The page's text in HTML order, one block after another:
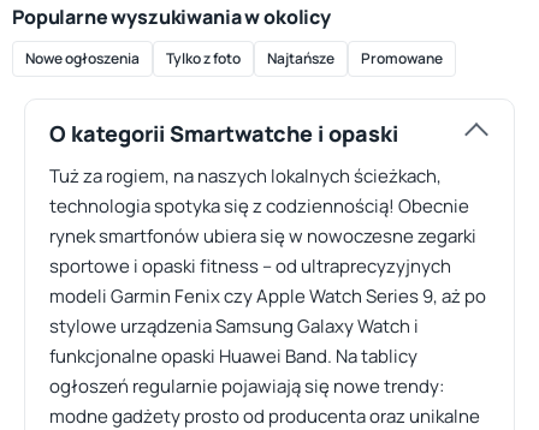
Popularne wyszukiwania w okolicy
Nowe ogłoszenia Tylko z foto Najtańsze Promowane
O kategorii Smartwatche i opaski
Tuż za rogiem, na naszych lokalnych ścieżkach,
technologia spotyka się z codziennością! Obecnie
rynek smartfonów ubiera się w nowoczesne zegarki
sportowe i opaski fitness – od ultraprecyzyjnych
modeli Garmin Fenix czy Apple Watch Series 9, aż po
stylowe urządzenia Samsung Galaxy Watch i
funkcjonalne opaski Huawei Band. Na tablicy
ogłoszeń regularnie pojawiają się nowe trendy:
modne gadżety prosto od producenta oraz unikalne